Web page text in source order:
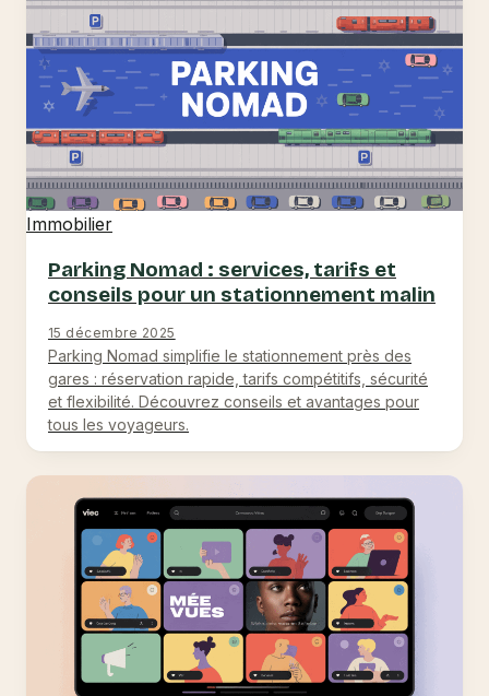
Immobilier
Parking Nomad : services, tarifs et
conseils pour un stationnement malin
15 décembre 2025
Parking Nomad simplifie le stationnement près des
gares : réservation rapide, tarifs compétitifs, sécurité
et flexibilité. Découvrez conseils et avantages pour
tous les voyageurs.